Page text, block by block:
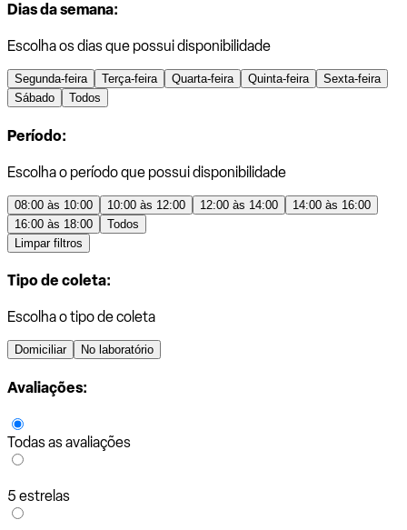
Dias da semana:
Escolha os dias que possui disponibilidade
Segunda-feira Terça-feira Quarta-feira Quinta-feira
Sexta-feira
Sábado
Todos
Período:
Escolha o período que possui disponibilidade
08:00 às 10:00 10:00 às 12:00 12:00 às 14:00
14:00 às 16:00
16:00 às 18:00
Todos
Limpar filtros
Tipo de coleta:
Escolha o tipo de coleta
Domiciliar No laboratório
Avaliações:
Todas as avaliações
5 estrelas